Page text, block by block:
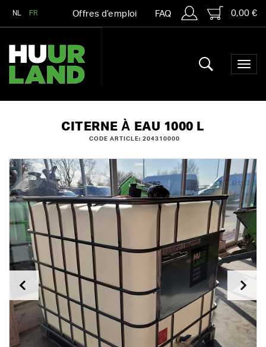
NL FR Offres d’emploi FAQ 0,00 €
CITERNE À EAU 1000 L
CODE ARTICLE: 204310000